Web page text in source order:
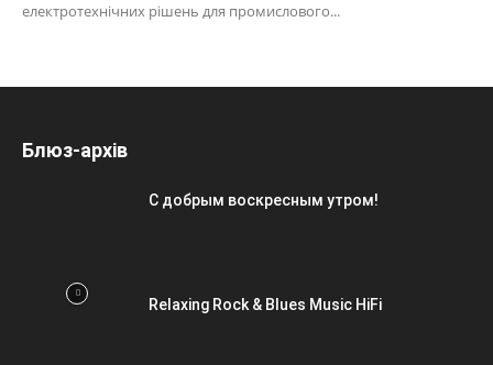
електротехнічних рішень для промислового...
Блюз-архів
С добрым воскресным утром!
Relaxing Rock & Blues Music HiFi